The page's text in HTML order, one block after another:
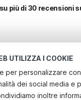
UTILIZZA I COOKIE
per personalizzare
dei social media e
inoltre
più di 30 recensioni
per le vacanze
di bambino comps
per le vacanze in La-